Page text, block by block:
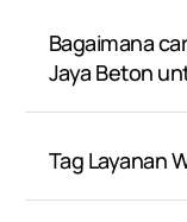
Bagaimana
Jaya Beton
Tag Layanan